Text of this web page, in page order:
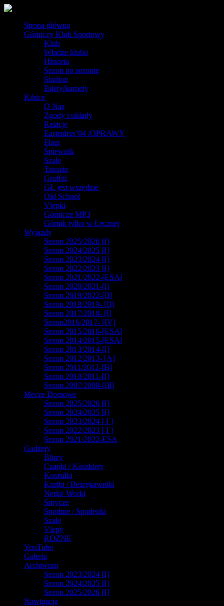
Strona główna
Górniczy Klub Sportowy
Klub
Władze klubu
Historia
Sezon po sezonie
Stadion
Bilety/karnety
Kibice
O Nas
Zgody i układy
Relacje
Eastsiders’04 /OPRAWY
Flagi
Śpiewnik
Szale
Tatuaże
Graffiti
GŁ jest wszędzie
Old School
Vlepki
Górnicze MP3
Górnik tylko w Łęcznej
Wyjazdy
Sezon 2025/2026 [I]
Sezon 2024/2025 [I]
Sezon 2023/2024 [I]
Sezon 2022/2023 [I]
Sezon 2021/2022-[ESA]
Sezon 2020/2021-[I]
Sezon 2019/2022-[II]
Sezon 2018/2019- [II]
Sezon 2017/2018- [I]
Sezon2016/2017- [IV]
Sezon 2015/2016-[ESA]
Sezon 2014/2015-[ESA]
Sezon 2013/2014-[I]
Sezon 2012/2013- [A]
Sezon 2011/2012-[B]
Sezon 2010/2011-[I]
Sezon 2007/2008-[III]
Mecze Domowe
Sezon 2025/2026 [I]
Sezon 2024/2025 [I]
Sezon 2023/2024 [ I ]
Sezon 2022/2023 [ I ]
Sezon 2021/2022-ESA
Gadżety
Bluzy
Czapki / Kaszkiety
Koszulki
Kurtki / Bezrękawniki
Nerki/ Worki
Smycze
Spodnie / Spodenki
Szale
Vlepy
RÓZNE
YouTube
Galeria
Archiwum
Sezon 2023/2024 [I]
Sezon 2024/2025 [I]
Sezon 2025/2026 [I]
Nawigacja